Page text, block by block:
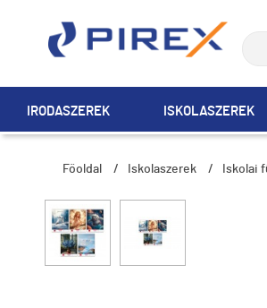
IRODASZEREK ISKOLASZEREK
Főoldal / Iskolaszerek / Iskolai